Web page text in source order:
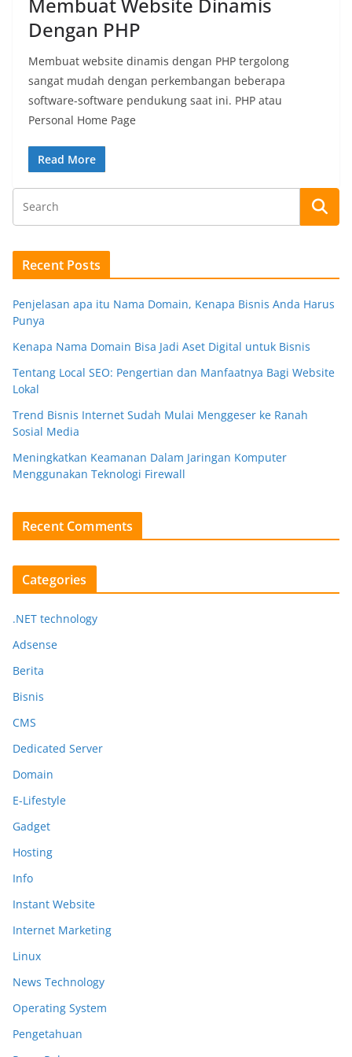
Membuat Website Dinamis
Dengan PHP
Membuat website dinamis dengan PHP tergolong
sangat mudah dengan perkembangan beberapa
software-software pendukung saat ini. PHP atau
Personal Home Page
Read More
Recent Posts
Penjelasan apa itu Nama Domain, Kenapa Bisnis Anda Harus
Punya
Kenapa Nama Domain Bisa Jadi Aset Digital untuk Bisnis
Tentang Local SEO: Pengertian dan Manfaatnya Bagi Website
Lokal
Trend Bisnis Internet Sudah Mulai Menggeser ke Ranah
Sosial Media
Meningkatkan Keamanan Dalam Jaringan Komputer
Menggunakan Teknologi Firewall
Recent Comments
Categories
.NET technology
Adsense
Berita
Bisnis
CMS
Dedicated Server
Domain
E-Lifestyle
Gadget
Hosting
Info
Instant Website
Internet Marketing
Linux
News Technology
Operating System
Pengetahuan